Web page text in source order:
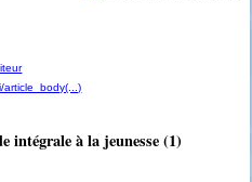
article_body(...)
intégrale à la jeunesse (1)